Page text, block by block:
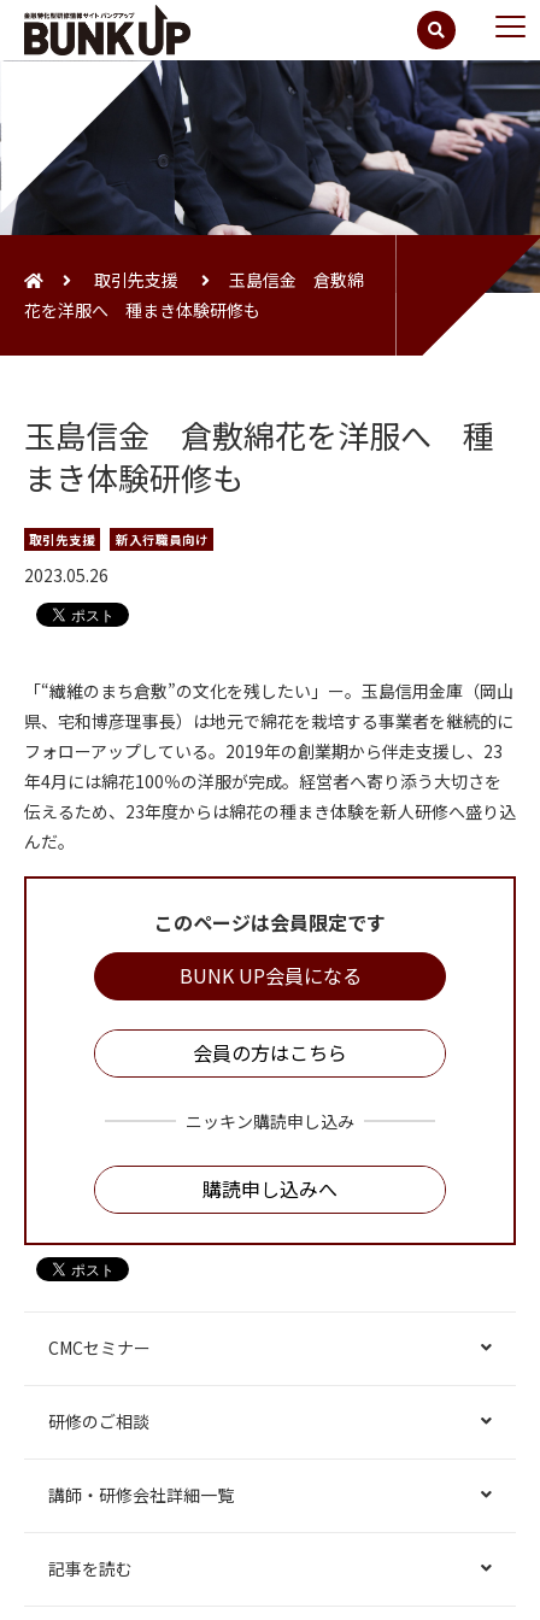
取引先支援
玉島信金 倉敷綿
花を洋服へ 種まき体験研修も
玉島信金 倉敷綿花を洋服へ 種
まき体験研修も
取引先支援 新入行職員向け
2023.05.26
「“繊維のまち倉敷”の文化を残したい」ー。玉島信用金庫（岡山
県、宅和博彦理事長）は地元で綿花を栽培する事業者を継続的に
フォローアップしている。2019年の創業期から伴走支援し、23
年4月には綿花100％の洋服が完成。経営者へ寄り添う大切さを
伝えるため、23年度からは綿花の種まき体験を新人研修へ盛り込
んだ。
このページは会員限定です
BUNK UP会員になる
会員の方はこちら
ニッキン購読申し込み
購読申し込みへ
CMCセミナー
研修のご相談
講師・研修会社詳細一覧
記事を読む